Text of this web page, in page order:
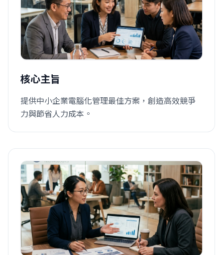
核心主旨
提供中小企業電腦化管理最佳方案，創造高效競爭
力與節省人力成本。